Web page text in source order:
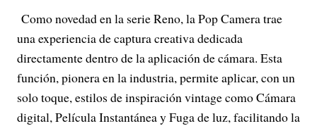
Como novedad en la serie Reno, la Pop Camera trae
una experiencia de captura creativa dedicada
directamente dentro de la aplicación de cámara. Esta
función, pionera en la industria, permite aplicar, con un
solo toque, estilos de inspiración vintage como Cámara
digital, Película Instantánea y Fuga de luz, facilitando la